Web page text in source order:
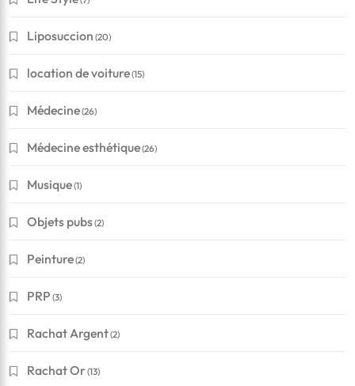
Liposuccion (20)
location de voiture(15)
Médecine(26)
Médecine esthétique(26)
Musique(1)
Objets pubs(2)
Peinture(2)
PRP (3)
Rachat Argent(2)
Rachat Or(13)